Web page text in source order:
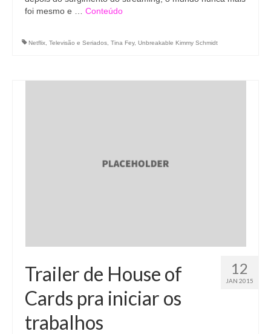
foi mesmo e … Conteúdo
Netflix Televisão e Seriados Tina Fey, Unbreakable Kimmy Schmidt
12
JAN 2015
Trailer de House of
Cards pra iniciar os
trabalhos